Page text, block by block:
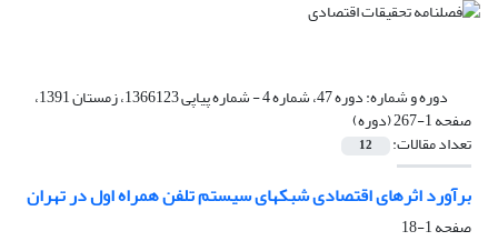
دوره و شماره: دوره 47، شماره 4 - شماره پیاپی 1366123، زمستان 1391،
صفحه 1-267 (دوره)
تعداد مقالات: 12
برآورد اثرهای اقتصادی شبکه‎ای سیستم تلفن همراه اول در تهران
صفحه1-18